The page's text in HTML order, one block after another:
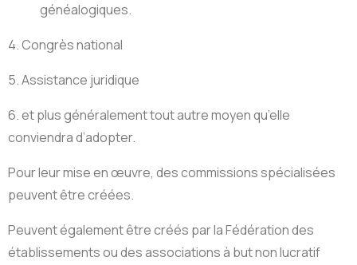
généalogiques.
4. Congrès national
5. Assistance juridique
6. et plus généralement tout autre moyen qu’elle
conviendra d’adopter.
Pour leur mise en œuvre, des commissions spécialisées
peuvent être créées.
Peuvent également être créés par la Fédération des
établissements ou des associations à but non lucratif